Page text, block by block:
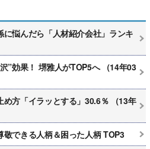
悩んだら「人材紹介会社」ランキ
”効果！ 堺雅人がTOP5へ （14年03
方「イラッとする」30.6％ （13年
敬できる人柄＆困った人柄 TOP3